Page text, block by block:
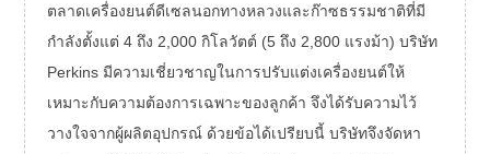
ตลาดเครื่องยนต์ดีเซลนอกทางหลวงและก๊าซธรรมชาติที่มี
กำลังตั้งแต่ 4 ถึง 2,000 กิโลวัตต์ (5 ถึง 2,800 แรงม้า) บริษัท
Perkins มีความเชี่ยวชาญในการปรับแต่งเครื่องยนต์ให้
เหมาะกับความต้องการเฉพาะของลูกค้า จึงได้รับความไว้
วางใจจากผู้ผลิตอุปกรณ์ ด้วยข้อได้เปรียบนี้ บริษัทจึงจัดหา